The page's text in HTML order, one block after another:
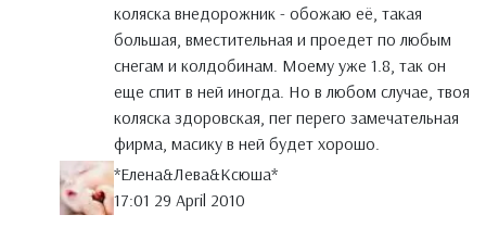
коляска внедорожник - обожаю её, такая
большая, вместительная и проедет по любым
снегам и колдобинам. Моему уже 1.8, так он
еще спит в ней иногда. Но в любом случае, твоя
коляска здоровская, пег перего замечательная
фирма, масику в ней будет хорошо.
*Елена&Лева&Ксюша*
17:01 29 April 2010